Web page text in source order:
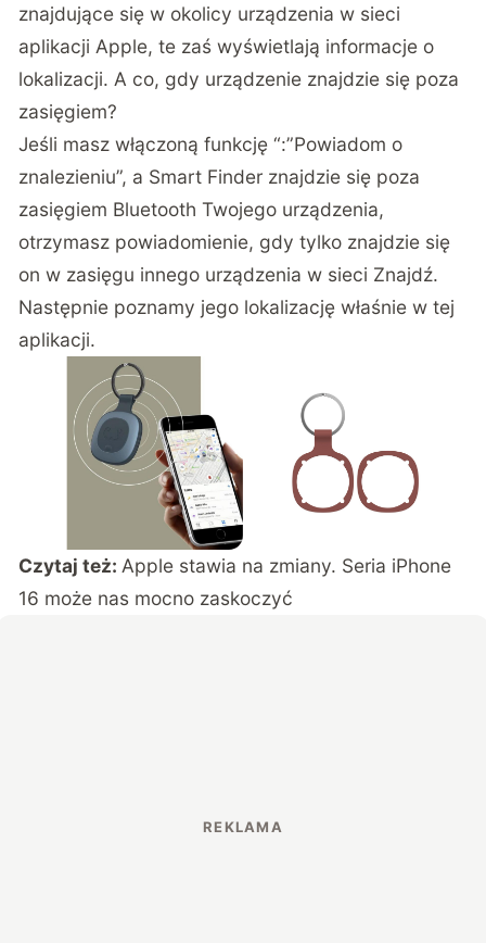
znajdujące się w okolicy urządzenia w sieci
aplikacji Apple, te zaś wyświetlają informacje o
lokalizacji. A co, gdy urządzenie znajdzie się poza
zasięgiem?
Jeśli masz włączoną funkcję “:”Powiadom o
znalezieniu”, a Smart Finder znajdzie się poza
zasięgiem Bluetooth Twojego urządzenia,
otrzymasz powiadomienie, gdy tylko znajdzie się
on w zasięgu innego urządzenia w sieci Znajdź.
Następnie poznamy jego lokalizację właśnie w tej
aplikacji.
Czytaj też: Apple stawia na zmiany. Seria iPhone
16 może nas mocno zaskoczyć